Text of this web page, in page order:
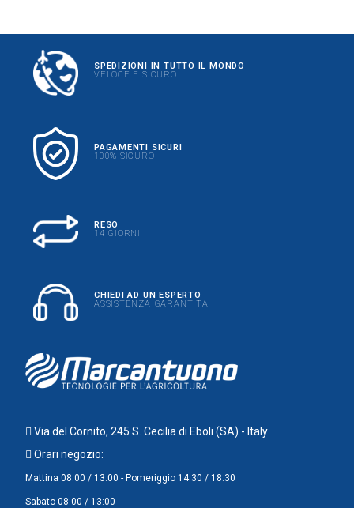
SPEDIZIONI IN TUTTO IL MONDO
VELOCE E SICURO
PAGAMENTI SICURI
100% SICURO
RESO
14 GIORNI
CHIEDI AD UN ESPERTO
ASSISTENZA GARANTITA
Via del Cornito, 245 S. Cecilia di Eboli (SA) - Italy
Orari negozio:
Mattina 08:00 / 13:00 - Pomeriggio 14:30 / 18:30
Sabato 08:00 / 13:00